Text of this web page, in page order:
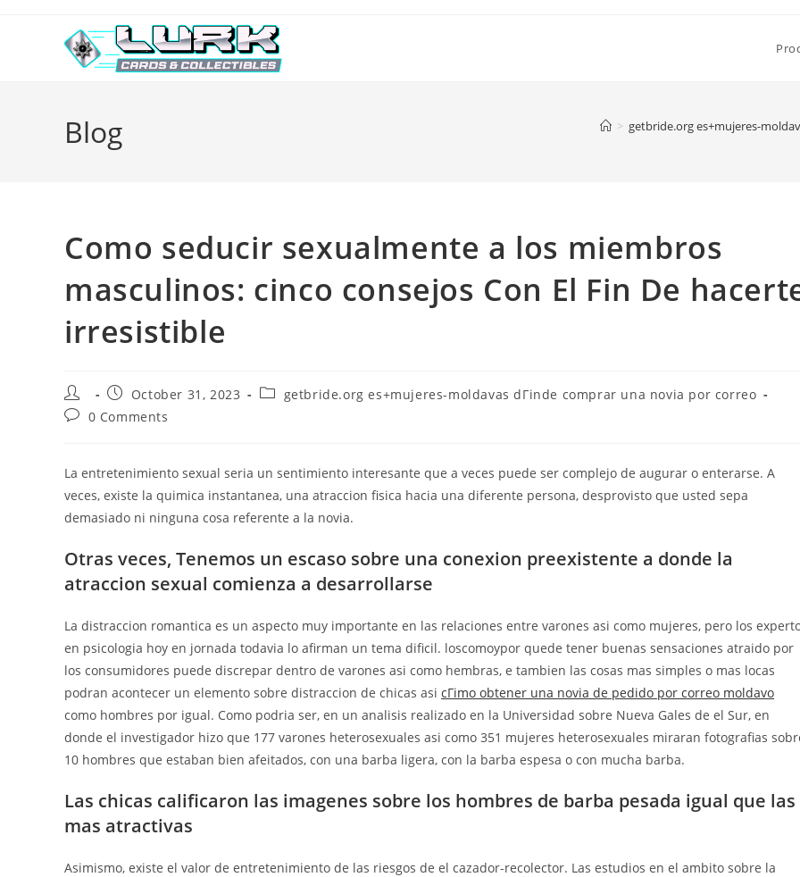
Blog > getbride.org es+mujeres-
Como seducir sexualmente a los miembros
masculinos: cinco consejos Con El Fin De
irresistible
Post
author:
Post
published:
October 31, 2023
Postgetbride.org es+mujeres-moldavas dГіnde comprar una novia por correo
Post0 Comments
La entretenimiento sexual seri­a un sentimiento interesante que a veces puede ser complejo de augurar o enterarse. A
veces, existe la quimica instantanea, una atraccion fisica hacia una diferente persona, desprovisto que usted sepa
demasiado ni ninguna cosa referente a la novia.
Otras veces, Tenemos un escaso sobre una conexion preexistente a donde la
atraccion sexual comienza a desarrollarse
La distraccion romantica es un aspecto muy importante en las relaciones entre varones asi­ como mujeres, pero los
en psicologia hoy en jornada todavia lo afirman un tema dificil. loscomoypor quede tener buenas sensaciones atraido por
los consumidores puede discrepar dentro de varones asi­ como hembras, e tambien las cosas mas simples o mas locas
podran acontecer un elemento sobre distraccion de chicas asi­ cГіmo obtener una novia de pedido por correo moldavo
como hombres por igual. Como podri­a ser, en un analisis realizado en la Universidad sobre Nueva Gales de el Sur, en
donde el investigador hizo que 177 varones heterosexuales asi­ como 351 mujeres heterosexuales miraran fotografias
10 hombres que estaban bien afeitados, con una barba ligera, con la barba espesa o con mucha barba.
Las chicas calificaron las imagenes sobre los hombres de barba pesada igual que las
mas atractivas
Asimismo, existe el valor de entretenimiento de las riesgos de el cazador-recolector. Las estudios en el ambito sobre la